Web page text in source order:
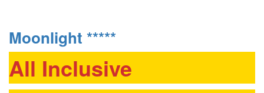
Moonlight *****
All Inclusive